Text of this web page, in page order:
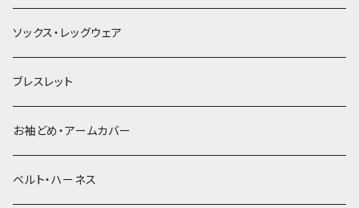
ソックス・レッグウェア
ブレスレット
お袖どめ・アームカバー
ベルト・ハーネス